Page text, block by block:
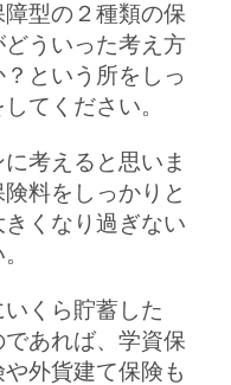
型の２種類の保
ういった考え方
という所をしっ
てください。
考えると思いま
料をしっかりと
くなり過ぎない
くら貯蓄した
あれば、学資保
外貨建て保険も